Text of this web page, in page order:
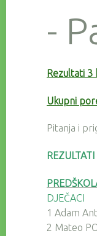
-
Rezultati 3
Ukupni
Pitanja i
DJEČACI
1 Adam
2 Mateo